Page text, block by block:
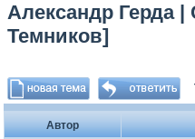
Александр Герда
Темников]
Автор